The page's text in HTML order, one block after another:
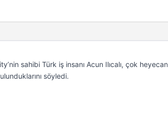
sahibi Türk iş insanı Acun Ilıcalı, çok
söyledi.